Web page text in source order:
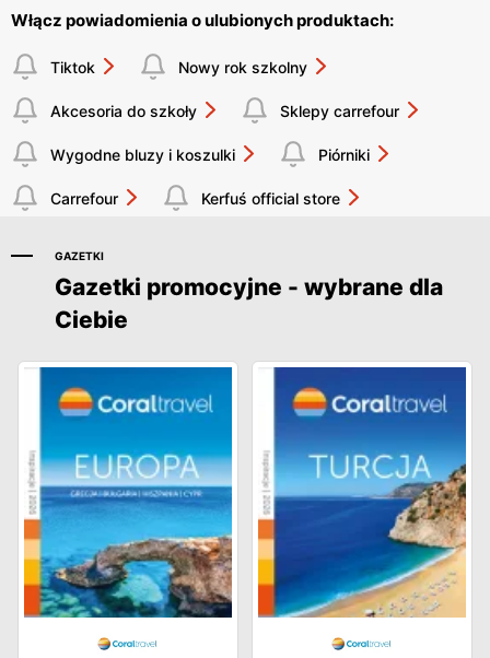
Włącz powiadomienia o ulubionych produktach:
Tiktok Nowy rok szkolny
Akcesoria do szkoły Sklepy carrefour
Wygodne bluzy i koszulki Piórniki
Carrefour Kerfuś official store
GAZETKI
Gazetki promocyjne - wybrane dla
Ciebie